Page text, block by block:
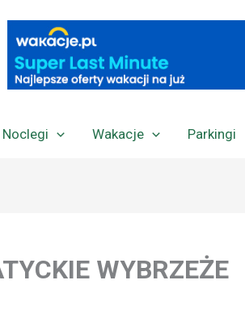
Noclegi Wakacje Parkingi
WYBRZEŻE